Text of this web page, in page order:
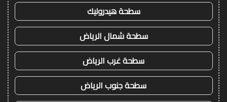
سطحة هيدروليك
سطحة شمال الرياض
سطحة غرب الرياض
سطحة جنوب الرياض